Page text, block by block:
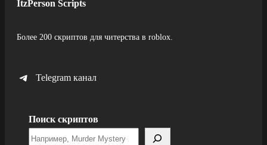
ItzPerson Scripts
Более 200 скриптов для читерства в roblox.
Telegram канал
Поиск скриптов